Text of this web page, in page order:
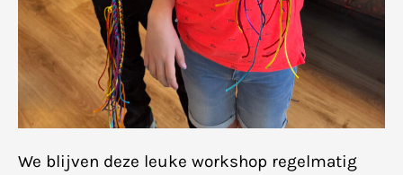
We blijven deze leuke workshop regelmatig